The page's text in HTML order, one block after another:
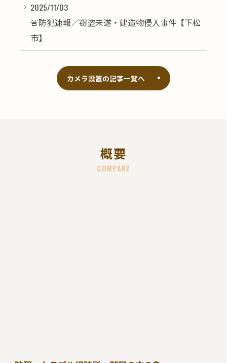
2025/11/03
🚨防犯速報／窃盗未遂・建造物侵入事件【下松
市】
カメラ設置の記事一覧へ
概要
COMPANY